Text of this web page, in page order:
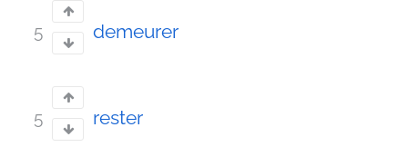
5 demeurer
5 rester